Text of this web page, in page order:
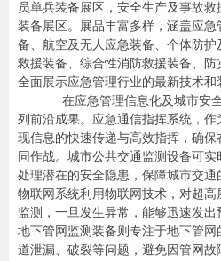
员单兵装备展区，安全生产及事故
装备展区。 展品丰富多样，涵盖应
备、航空及无人应急装备、个体防
救援装备、综合性消防救援装备、防
全面展示应急管理行业的最新技术和
在应急管理信息化及城市安
列前沿成果。应急通信指挥系统，
现信息的快速传递与高效指挥，确
同作战。城市公共交通监测设备可
处理潜在的安全隐患，保障城市交
物联网系统利用物联网技术，对超
监测，一旦发生异常，能够迅速发出
地下管网监测装备则专注于地下管
道泄漏、破裂等问题，避免因管网